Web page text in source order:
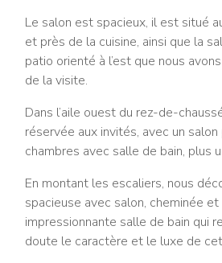
Le salon est spacieux, il est situé
et près de la cuisine, ainsi que la
patio orienté à l’est que nous
de la visite.
Dans l’aile ouest du rez-de-
réservée aux invités, avec un
chambres avec salle de bain, plus
En montant les escaliers, nous
spacieuse avec salon, cheminée et
impressionnante salle de bain qui
doute le caractère et le luxe de